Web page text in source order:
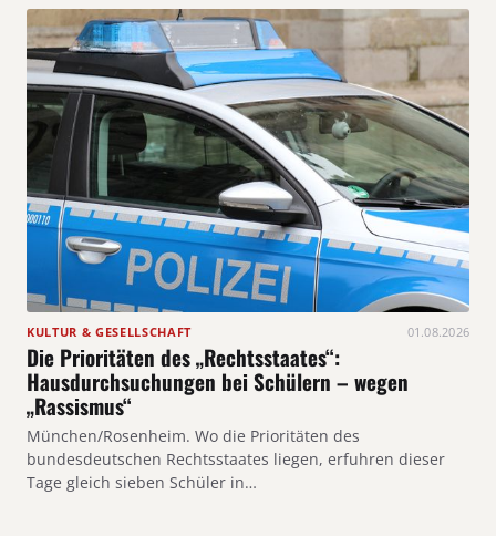
KULTUR & GESELLSCHAFT 01.08.2026
Die Prioritäten des „Rechtsstaates“:
Hausdurchsuchungen bei Schülern – wegen
„Rassismus“
München/Rosenheim. Wo die Prioritäten des
bundesdeutschen Rechtsstaates liegen, erfuhren dieser
Tage gleich sieben Schüler in…